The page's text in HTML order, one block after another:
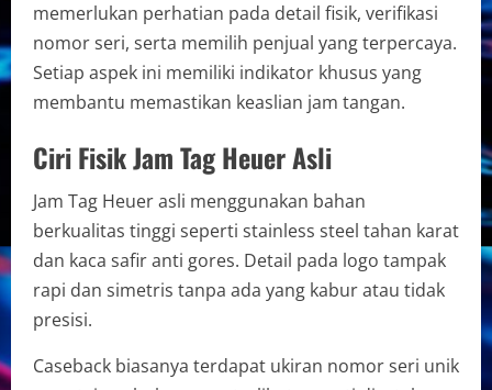
memerlukan perhatian pada detail fisik, verifikasi
nomor seri, serta memilih penjual yang terpercaya.
Setiap aspek ini memiliki indikator khusus yang
membantu memastikan keaslian jam tangan.
Ciri Fisik Jam Tag Heuer Asli
Jam Tag Heuer asli menggunakan bahan
berkualitas tinggi seperti stainless steel tahan karat
dan kaca safir anti gores. Detail pada logo tampak
rapi dan simetris tanpa ada yang kabur atau tidak
presisi.
Caseback biasanya terdapat ukiran nomor seri unik